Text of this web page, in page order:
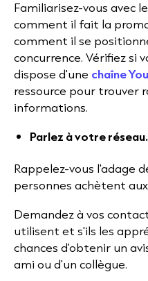
Familiarisez-vous avec
comment il fait la
comment il se
concurrence. Vérifiez si
dispose d'une chaîne
ressource pour trouver
informations.
Parlez à votre réseau.
Rappelez-vous l'adage
personnes achètent
Demandez à vos
utilisent et s'ils les
chances d'obtenir un
ami ou d'un collègue.